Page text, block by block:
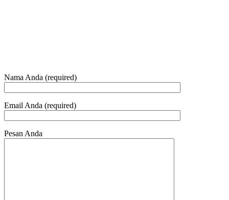
Nama Anda (required)
Email Anda (required)
Pesan Anda